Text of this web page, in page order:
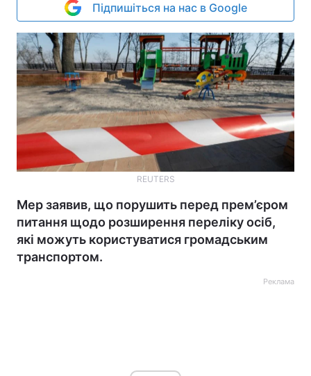
Підпишіться на нас в Google
REUTERS
Мер заявив, що порушить перед прем’єром
питання щодо розширення переліку осіб,
які можуть користуватися громадським
транспортом.
Реклама